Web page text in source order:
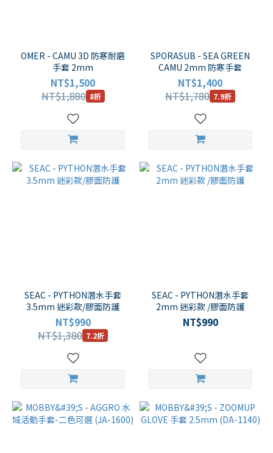
OMER - CAMU 3D 防寒耐磨
手套 2mm
NT$1,500
NT$1,880 8折
SPORASUB - SEA GREEN
CAMU 2mm 防寒手套
NT$1,400
NT$1,780 7.9折
SEAC - PYTHON潛水手套
3.5mm 迷彩款/膠面防護
NT$990
NT$1,380 7.2折
SEAC - PYTHON潛水手套
2mm 迷彩款 /膠面防護
NT$990